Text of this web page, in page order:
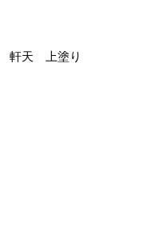
軒天 上塗り